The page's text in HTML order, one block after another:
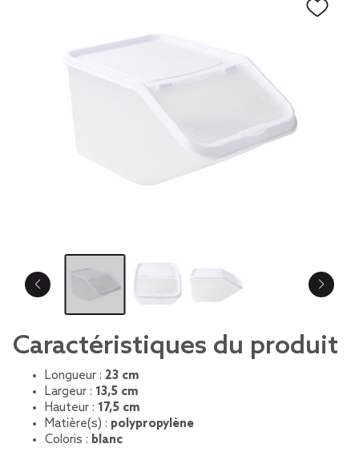
Caractéristiques du produit
Longueur : 23 cm
Largeur : 13,5 cm
Hauteur : 17,5 cm
Matière(s) : polypropylène
Coloris : blanc